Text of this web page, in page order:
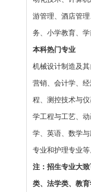
游管理、酒店管
务、小学教育、学
本科热门专业
机械设计制造及
营销、会计学、
程、测控技术与
学工程与工艺、
学、英语、数学
专业和护理专业等
注：招生专业大
类、法学类、教